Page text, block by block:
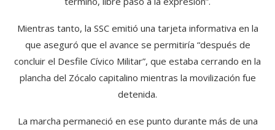
Mientras tanto, la SSC emitió una tarjeta informativa en la
que aseguró que el avance se permitiría “después de
concluir el Desfile Cívico Militar”, que estaba cerrando en la
plancha del Zócalo capitalino mientras la movilización fue
detenida.
La marcha permaneció en ese punto durante más de una